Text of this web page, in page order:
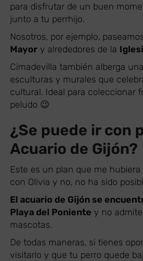
para disfrutar de un buen
junto a tu perrhijo.
Nosotros, por ejemplo,
Mayor y alrededores de la
Cimadevilla también alberga
esculturas y murales que
cultural. Ideal para coleccionar
peludo 😉
¿Se puede ir con
Acuario de Gijón?
Este es un plan que me
con Olivia y no, no ha sido
El acuario de Gijón se
Playa del Poniente y no
mascotas.
De todas maneras, si tienes
visitarlo y que tu perro quede